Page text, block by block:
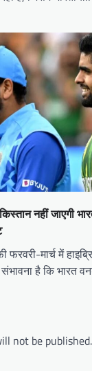
नहीं जाएगी
फरवरी-मार्च में
है कि भारत
not be published.